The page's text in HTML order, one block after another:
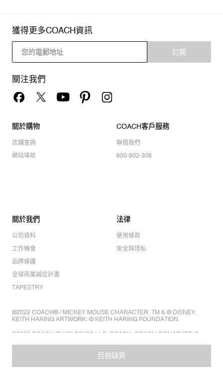
目前缺貨
獲得更多COACH資訊
訂閱
關注我們
關於購物
店舖查詢
網站導航
COACH客戶服務
聯絡我們
800-902-308
關於我們
公司資料
工作機會
品牌保護
全球商業誠信計畫
TAPESTRY
法律
使用條款
安全與隱私
©2022 COACH® / MICKEY MOUSE CHARACTER: TM & © DISNEY.
KEITH HARING ARTWORK: © KEITH HARING FOUNDATION.
©2022 COACH IP HOLDINGS LLC. COACH, COACH SIGNATURE C